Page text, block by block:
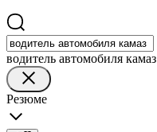
водитель автомобиля камаз
Резюме